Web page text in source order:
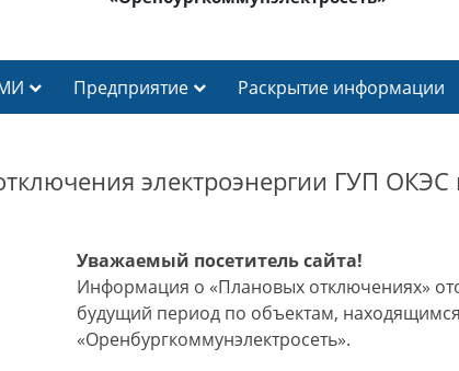
Предприятие Раскрытие информации
электроэнергии ГУП ОКЭС
Уважаемый посетитель сайта!
Информация о «Плановых отключениях»
будущий период по объектам,
«Оренбургкоммунэлектросеть».